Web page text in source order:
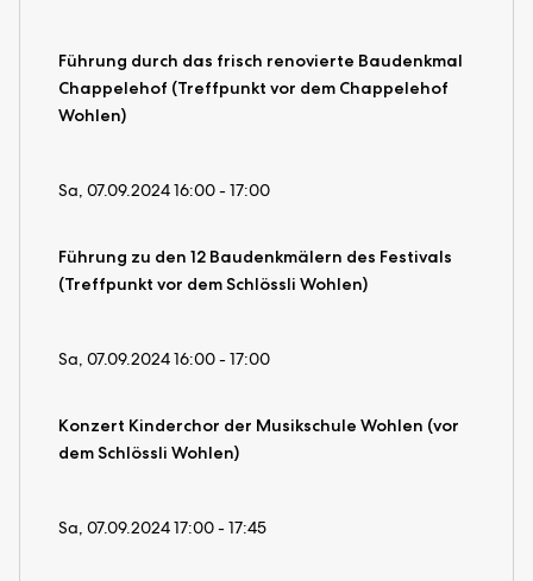
Führung durch das frisch renovierte Baudenkmal
Chappelehof (Treffpunkt vor dem Chappelehof
Wohlen)
Sa, 07.09.2024 16:00 - 17:00
Führung zu den 12 Baudenkmälern des Festivals
(Treffpunkt vor dem Schlössli Wohlen)
Sa, 07.09.2024 16:00 - 17:00
Konzert Kinderchor der Musikschule Wohlen (vor
dem Schlössli Wohlen)
Sa, 07.09.2024 17:00 - 17:45